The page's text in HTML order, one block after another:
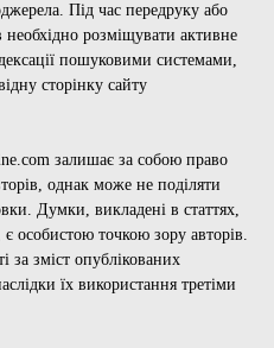
Під час передруку або
необхідно розміщувати активне
пошуковими системами,
сторінку сайту
залишає за собою право
однак може не поділяти
Думки, викладені в статтях,
особистою точкою зору авторів.
за зміст опублікованих
їх використання третіми